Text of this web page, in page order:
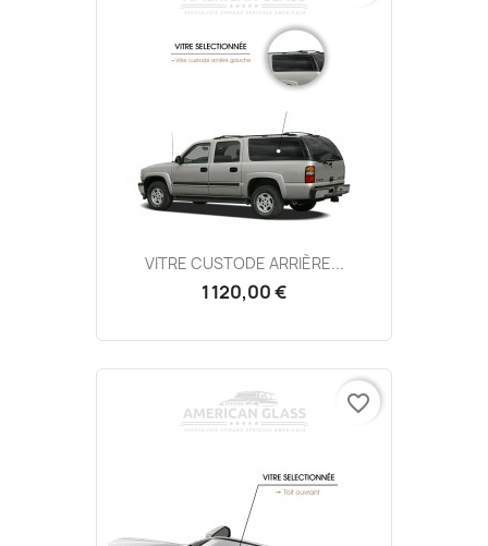
VITRE CUSTODE ARRIÈRE...
1 120,00 €
favorite_border